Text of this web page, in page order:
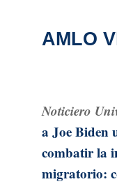
AMLO
Noticiero
a Joe Biden
combatir la
migratorio: